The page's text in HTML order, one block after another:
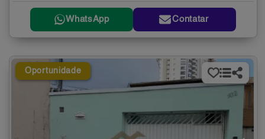
WhatsApp Contatar
Oportunidade